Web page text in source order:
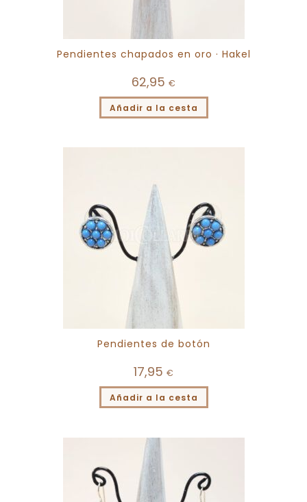
Pendientes chapados en oro · Hakel
62,95 €
Añadir a la cesta
Pendientes de botón
17,95 €
Añadir a la cesta